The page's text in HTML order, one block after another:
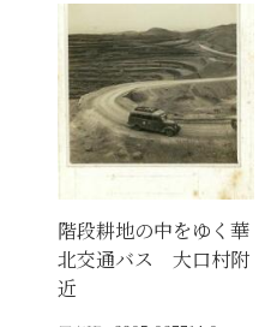
階段耕地の中をゆく華
北交通バス 大口村附
近